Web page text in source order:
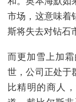
市场，这意味着
斯将失去对钻石
而更加雪上加
世，公司正处于
比精明的商人